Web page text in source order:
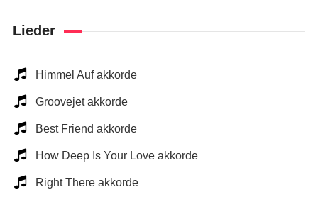
Lieder
Himmel Auf akkorde
Groovejet akkorde
Best Friend akkorde
How Deep Is Your Love akkorde
Right There akkorde